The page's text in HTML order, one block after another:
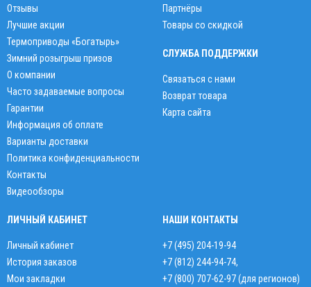
Отзывы
Лучшие акции
Термоприводы «Богатырь»
Зимний розыгрыш призов
О компании
Часто задаваемые вопросы
Гарантии
Информация об оплате
Варианты доставки
Политика конфиденциальности
Контакты
Видеообзоры
Партнёры
Товары со скидкой
СЛУЖБА ПОДДЕРЖКИ
Связаться с нами
Возврат товара
Карта сайта
ЛИЧНЫЙ КАБИНЕТ
Личный кабинет
История заказов
Мои закладки
НАШИ КОНТАКТЫ
+7 (495) 204-19-94
+7 (812) 244-94-74,
+7 (800) 707-62-97 (для регионов)